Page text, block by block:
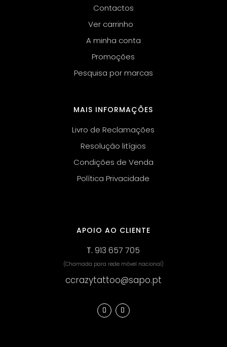
Contactos
Ver carrinho
A minha conta
Promoções
Pesquisa por marcas
MAIS INFORMAÇÕES
Livro de Reclamações
Resolução litígios
Condições de Venda
Política Privacidade
APOIO AO CLIENTE
T.913 657 705
(Chamada para rede móvel nacional)
ccrazytattoo@sapo.pt